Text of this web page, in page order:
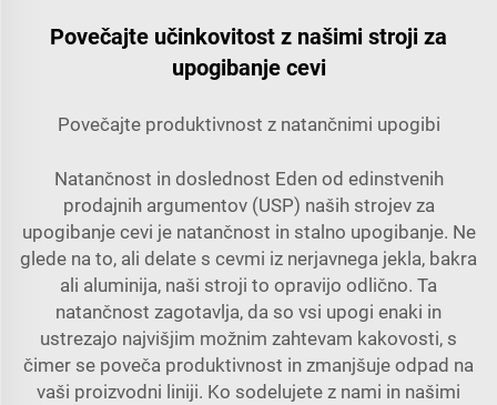
Povečajte učinkovitost z našimi stroji za
upogibanje cevi
Povečajte produktivnost z natančnimi upogibi
Natančnost in doslednost Eden od edinstvenih
prodajnih argumentov (USP) naših strojev za
upogibanje cevi je natančnost in stalno upogibanje. Ne
glede na to, ali delate s cevmi iz nerjavnega jekla, bakra
ali aluminija, naši stroji to opravijo odlično. Ta
natančnost zagotavlja, da so vsi upogi enaki in
ustrezajo najvišjim možnim zahtevam kakovosti, s
čimer se poveča produktivnost in zmanjšuje odpad na
vaši proizvodni liniji. Ko sodelujete z nami in našimi